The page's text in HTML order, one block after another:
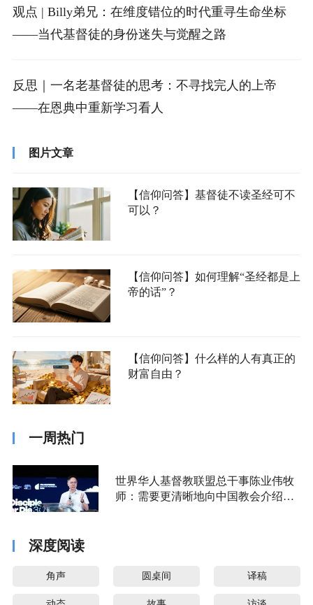
观点 | Billy弟兄：在维度错位的时代重寻生命坐标
——当代基督徒的身份迷失与觉醒之路
反思｜一名老基督徒的思考：不寻找完人的上帝
——在恩典中重新学习看人
图片文章
【信仰问答】基督徒不读圣经可不
可以？
【信仰问答】如何理解“圣经都是上
帝的话”？
【信仰问答】什么样的人有真正的
财富自由？
一周热门
世界华人基督教联盟总干事陈业伟牧
师：需要更清晰地向中国教会介绍福
深度阅读
角声 圆桌间 译稿